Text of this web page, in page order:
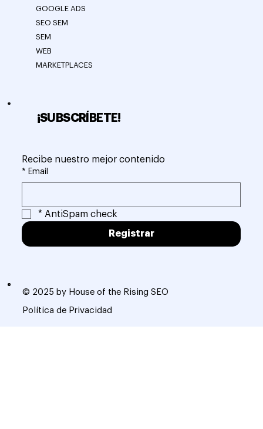
© 2025 by House of the Rising SEO
Política de Privacidad
¡SUBSCRÍBETE!
Recibe nuestro mejor contenido
* Email
* AntiSpam check
Registrar
GOOGLE ADS
SEO SEM
SEM
WEB
MARKETPLACES